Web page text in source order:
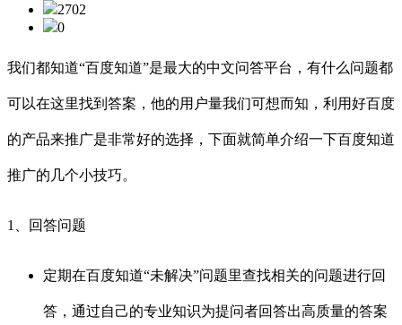
2702
0
我们都知道“百度知道”是最大的中文问答平台，有什么问题都
可以在这里找到答案，他的用户量我们可想而知，利用好百度
的产品来推广是非常好的选择，下面就简单介绍一下百度知道
推广的几个小技巧。
1、回答问题
定期在百度知道“未解决”问题里查找相关的问题进行回
答，通过自己的专业知识为提问者回答出高质量的答案